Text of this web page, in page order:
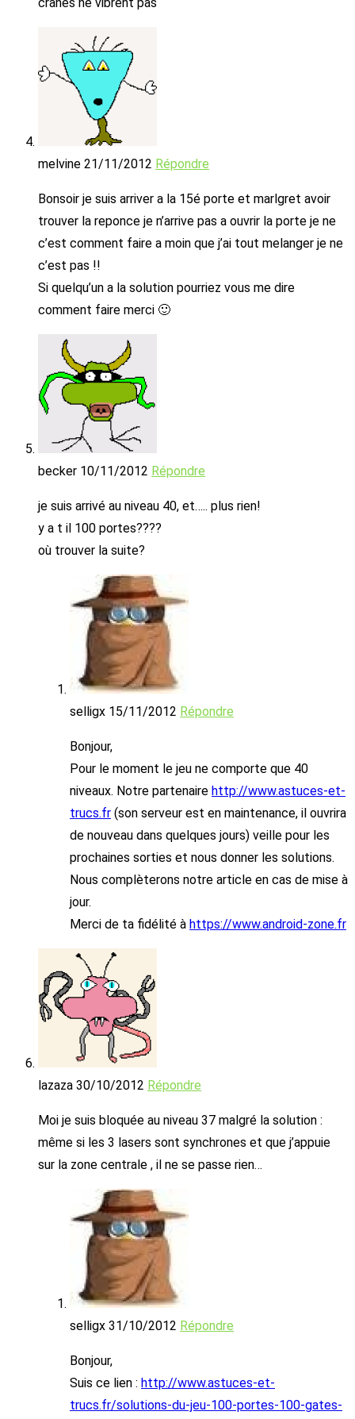
melvine 21/11/2012 Répondre
Bonsoir je suis arriver a la 15é porte et marlgret avoir
trouver la reponce je n’arrive pas a ouvrir la porte je ne
c’est comment faire a moin que j’ai tout melanger je ne
c’est pas !!
Si quelqu’un a la solution pourriez vous me dire
comment faire merci 🙂
becker 10/11/2012 Répondre
je suis arrivé au niveau 40, et….. plus rien!
y a t il 100 portes????
où trouver la suite?
selligx 15/11/2012 Répondre
Bonjour,
Pour le moment le jeu ne comporte que 40
niveaux. Notre partenaire http://www.astuces-et-
trucs.fr (son serveur est en maintenance, il ouvrira
de nouveau dans quelques jours) veille pour les
prochaines sorties et nous donner les solutions.
Nous complèterons notre article en cas de mise à
jour.
Merci de ta fidélité à https://www.android-zone.fr
lazaza 30/10/2012 Répondre
Moi je suis bloquée au niveau 37 malgré la solution :
même si les 3 lasers sont synchrones et que j’appuie
sur la zone centrale , il ne se passe rien…
selligx 31/10/2012 Répondre
Bonjour,
Suis ce lien : http://www.astuces-et-
trucs.fr/solutions-du-jeu-100-portes-100-gates-